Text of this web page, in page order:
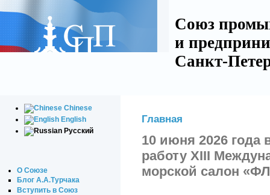
Союз
и
Санкт-
Chinese
English
Русский
О Союзе
Блог А.А.Турчака
Вступить в Союз
Главная
10 июня 2026 года
работу XIII
морской салон